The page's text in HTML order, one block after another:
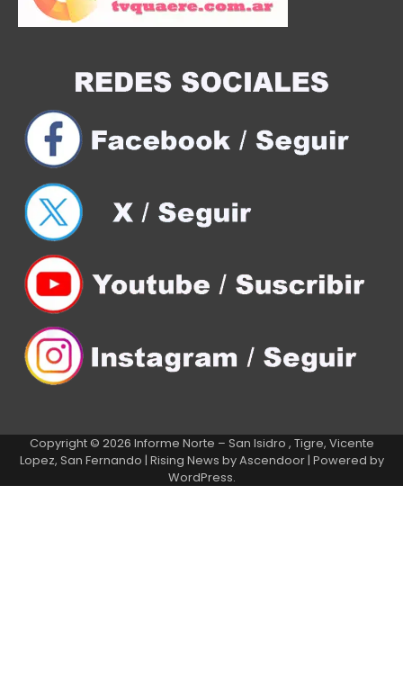
Copyright © 2026 Informe Norte – San Isidro , Tigre, Vicente
Lopez, San Fernando | Rising News byAscendoor| Powered by
WordPress.